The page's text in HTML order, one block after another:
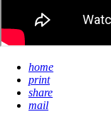
home
print
share
mail